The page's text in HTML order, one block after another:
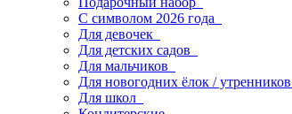
С символом 2026 года
Для девочек
Для детских садов
Для мальчиков
Для новогодних ёлок / утренников
Для школ